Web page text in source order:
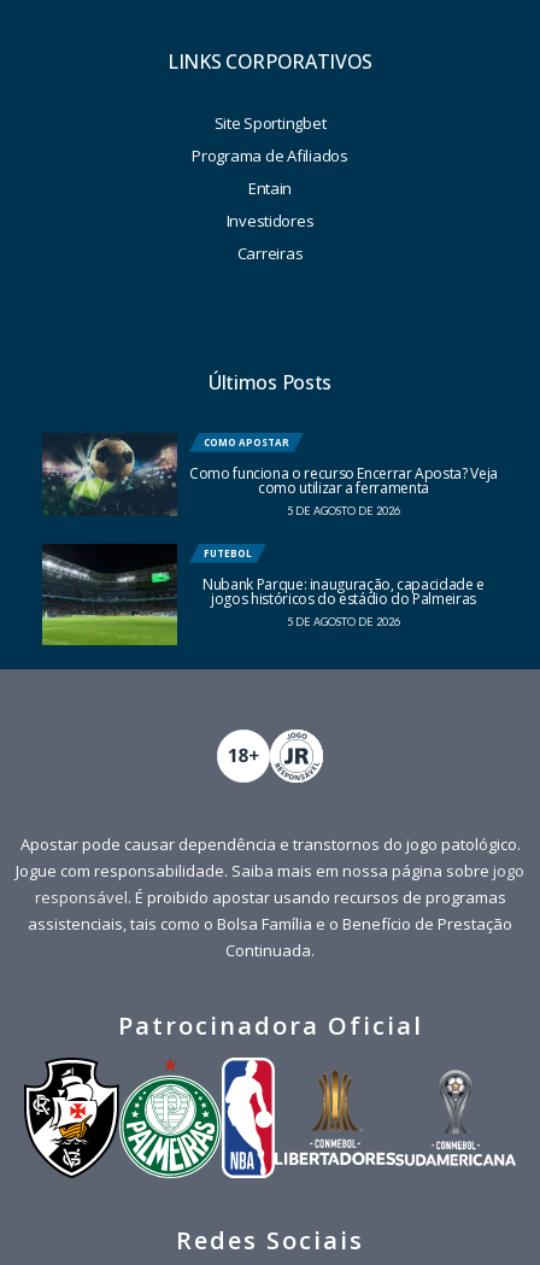
LINKS CORPORATIVOS
Site Sportingbet
Programa de Afiliados
Entain
Investidores
Carreiras
Últimos Posts
COMO APOSTAR
Como funciona o recurso Encerrar Aposta? Veja
como utilizar a ferramenta
5 DE AGOSTO DE 2026
FUTEBOL
Nubank Parque: inauguração, capacidade e
jogos históricos do estádio do Palmeiras
5 DE AGOSTO DE 2026
Apostar pode causar dependência e transtornos do jogo patológico.
Jogue com responsabilidade. Saiba mais em nossa página sobre jogo
responsável. É proibido apostar usando recursos de programas
assistenciais, tais como o Bolsa Família e o Benefício de Prestação
Continuada.
Patrocinadora Oficial
Redes Sociais